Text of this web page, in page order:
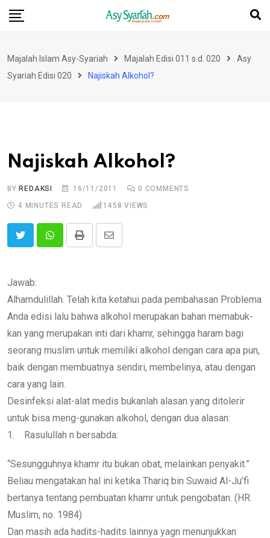
Skip
Majalah Islam Asy-Syariah Majalah Edisi 011 s.d. 020
Asy
Syariah Edisi 020
Najiskah Alkohol?
Najiskah Alkohol?
BYREDAKSI 16/11/2011 0 COMMENTS
4 MINUTES READ
1458 VIEWS
Print
Share
Jawab:
Alhamdulillah. Telah kita ketahui pada pembahasan Problema
Anda edisi lalu bahwa alkohol merupakan bahan memabuk-
kan yang merupakan inti dari khamr, sehingga haram bagi
seorang muslim untuk memiliki alkohol dengan cara apa pun,
baik dengan membuatnya sendiri, membelinya, atau dengan
cara yang lain.
Desinfeksi alat-alat medis bukanlah alasan yang ditolerir
untuk bisa meng-gunakan alkohol, dengan dua alasan:
1. Rasulullah n bersabda:
“Sesungguhnya khamr itu bukan obat, melainkan penyakit.”
Beliau mengatakan hal ini ketika Thariq bin Suwaid Al-Ju’fi
bertanya tentang pembuatan khamr untuk pengobatan. (HR.
Muslim, no. 1984)
Dan masih ada hadits-hadits lainnya yagn menunjukkan